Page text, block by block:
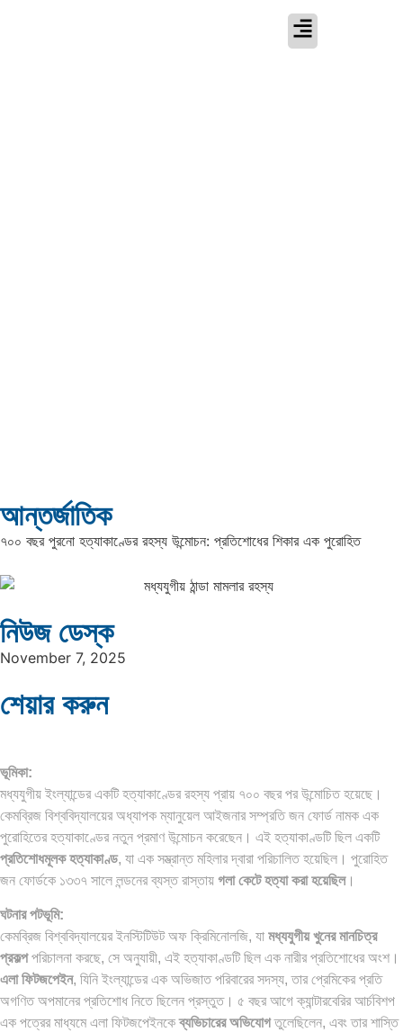
আন্তর্জাতিক
৭০০ বছর পুরনো হত্যাকাণ্ডের রহস্য উন্মোচন: প্রতিশোধের শিকার এক পুরোহিত
নিউজ ডেস্ক
November 7, 2025
শেয়ার করুন
ভূমিকা:
মধ্যযুগীয় ইংল্যান্ডের একটি হত্যাকাণ্ডের রহস্য প্রায় ৭০০ বছর পর উন্মোচিত হয়েছে।
কেমব্রিজ বিশ্ববিদ্যালয়ের অধ্যাপক ম্যানুয়েল আইজনার সম্প্রতি জন ফোর্ড নামক এক
পুরোহিতের হত্যাকাণ্ডের নতুন প্রমাণ উন্মোচন করেছেন। এই হত্যাকাণ্ডটি ছিল একটি
প্রতিশোধমূলক হত্যাকাণ্ড, যা এক সম্ভ্রান্ত মহিলার দ্বারা পরিচালিত হয়েছিল। পুরোহিত
জন ফোর্ডকে ১৩৩৭ সালে লন্ডনের ব্যস্ত রাস্তায় গলা কেটে হত্যা করা হয়েছিল।
ঘটনার পটভূমি:
কেমব্রিজ বিশ্ববিদ্যালয়ের ইনস্টিটিউট অফ ক্রিমিনোলজি, যা মধ্যযুগীয় খুনের মানচিত্র
প্রকল্পপরিচালনা করছে, সে অনুযায়ী, এই হত্যাকাণ্ডটি ছিল এক নারীর প্রতিশোধের অংশ।
এলা ফিটজপেইন, যিনি ইংল্যান্ডের এক অভিজাত পরিবারের সদস্য, তার প্রেমিকের প্রতি
অগণিত অপমানের প্রতিশোধ নিতে ছিলেন প্রস্তুত। ৫ বছর আগে ক্যান্টারবেরির আর্চবিশপ
এক পত্রের মাধ্যমে এলা ফিটজপেইনকেব্যভিচারের অভিযোগতুলেছিলেন, এবং তার শাস্তি